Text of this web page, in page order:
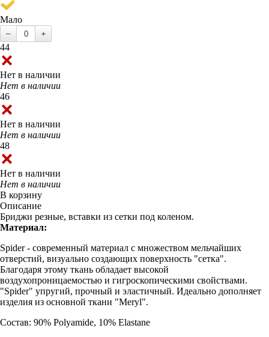
Мало
44
Нет в наличии
Нет в наличии
46
Нет в наличии
Нет в наличии
48
Нет в наличии
Нет в наличии
В корзину
Описание
Бриджи резные, вставки из сетки под коленом.
Материал:
Spider - современный материал с множеством мельчайших
отверстий, визуально создающих поверхность "сетка".
Благодаря этому ткань обладает высокой
воздухопроницаемостью и гигроскопическими свойствами.
"Spider" упругий, прочный и эластичный. Идеально дополняет
изделия из основной ткани "Meryl".
Состав: 90% Polyamide, 10% Elastane